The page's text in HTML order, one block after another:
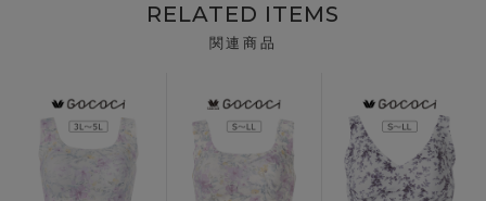
RELATED ITEMS
関連商品